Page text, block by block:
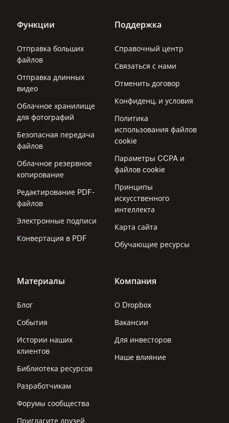
Функции
Отправка больших
файлов
Отправка длинных
видео
Облачное хранилище
для фотографий
Безопасная передача
файлов
Облачное резервное
копирование
Редактирование PDF-
файлов
Электронные подписи
Конвертация в PDF
Поддержка
Справочный центр
Связаться с нами
Отменить договор
Конфиденц. и условия
Политика
использования файлов
cookie
Параметры CCPA и
файлов cookie
Принципы
искусственного
интеллекта
Карта сайта
Обучающие ресурсы
Материалы
Блог
События
Истории наших
клиентов
Библиотека ресурсов
Разработчикам
Форумы сообщества
Пригласите друзей
Компания
О Dropbox
Вакансии
Для инвесторов
Наше влияние